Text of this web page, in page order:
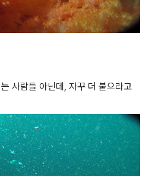
사람들 아닌데, 자꾸 더 붙으라고